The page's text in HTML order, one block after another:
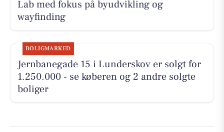
Lab med fokus på byudvikling og
wayfinding
BOLIGMARKED
Jernbanegade 15 i Lunderskov er solgt for
1.250.000 - se køberen og 2 andre solgte
boliger